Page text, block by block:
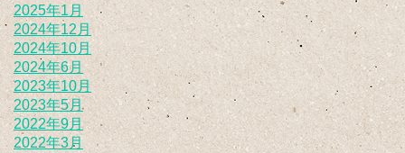
2025年1月
2024年12月
2024年10月
2024年6月
2023年10月
2023年5月
2022年9月
2022年3月